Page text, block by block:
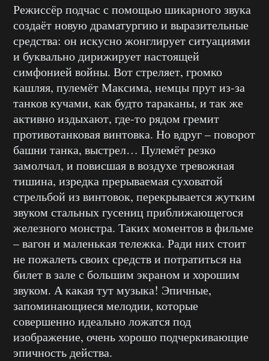
Режиссёр подчас с помощью шикарного звука
создаёт новую драматургию и выразительные
средства: он искусно жонглирует ситуациями
и буквально дирижирует настоящей
симфонией войны. Вот стреляет, громко
кашляя, пулемёт Максима, немцы прут из-за
танков кучами, как будто тараканы, и так же
активно издыхают, где-то рядом гремит
противотанковая винтовка. Но вдруг – поворот
башни танка, выстрел… Пулемёт резко
замолчал, и повисшая в воздухе тревожная
тишина, изредка прерываемая суховатой
стрельбой из винтовок, перекрывается жутким
звуком стальных гусениц приближающегося
железного монстра. Таких моментов в фильме
– вагон и маленькая тележка. Ради них стоит
не пожалеть своих средств и потратиться на
билет в зале с большим экраном и хорошим
звуком. А какая тут музыка! Эпичные,
запоминающиеся мелодии, которые
совершенно идеально ложатся под
изображение, очень хорошо подчеркивающие
эпичность действа.